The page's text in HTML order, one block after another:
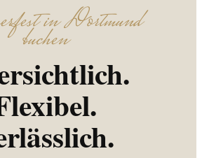
in Dortmund
buchen